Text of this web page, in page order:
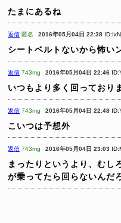
たまにあるね
返信 匿名 2016年05月04日 22:38
シートベルトないから怖い
返信 743mg 2016年05月04日 22:46
いつもより多く回っており
返信 743mg 2016年05月04日 22:48
こいつは予想外
返信 743mg 2016年05月04日 23:03
まったりというより、むし
が乗ってたら回らないんだ